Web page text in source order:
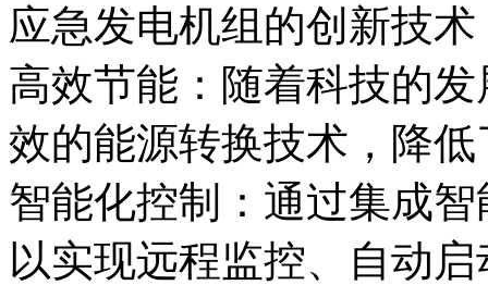
应急发电机组的创新技术
高效节能：随着科技的
效的能源转换技术，降
智能化控制：通过集成
以实现远程监控、自动